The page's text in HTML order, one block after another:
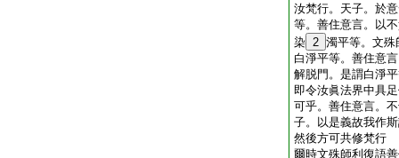
汝梵行。天子。於
等。善住意言。以
染 2 濁平等。文殊
白淨平等。善住意
解脱門。是謂白淨
即令汝眞法界中具
可乎。善住意言。
子。以是義故我作
然後方可共修梵行
爾時文殊師利復語